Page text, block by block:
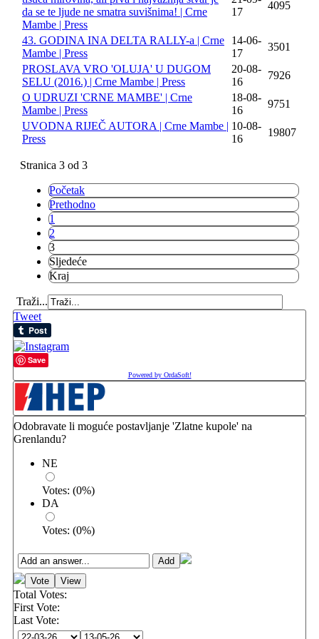
da se te ljude ne smatra suvišnima! | Crne
Mambe | Press
17
4095
43. GODINA INA DELTA RALLY-a | Crne
Mambe | Press
14-06-
17
3501
PROSLAVA VRO 'OLUJA' U DUGOM
SELU (2016.) | Crne Mambe | Press
20-08-
16
7926
O UDRUZI 'CRNE MAMBE' | Crne
Mambe | Press
18-08-
16
9751
UVODNA RIJEČ AUTORA | Crne Mambe |
Press
10-08-
16
19807
Stranica 3 od 3
Početak
Prethodno
1
2
3
Sljedeće
Kraj
Traži...
Tweet
Save
Powered by OrdaSoft!
Odobravate li moguće postavljanje 'Zlatne kupole' na
Grenlandu?
NE
Votes: (0%)
DA
Votes: (0%)
Total Votes:
First Vote:
Last Vote: